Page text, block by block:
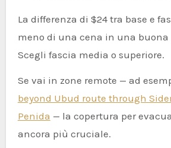
La differenza di $24 tra base e
meno di una cena in una buona
Scegli fascia media o superiore.
Se vai in zone remote — ad
beyond Ubud route through
Penida — la copertura per
ancora più cruciale.